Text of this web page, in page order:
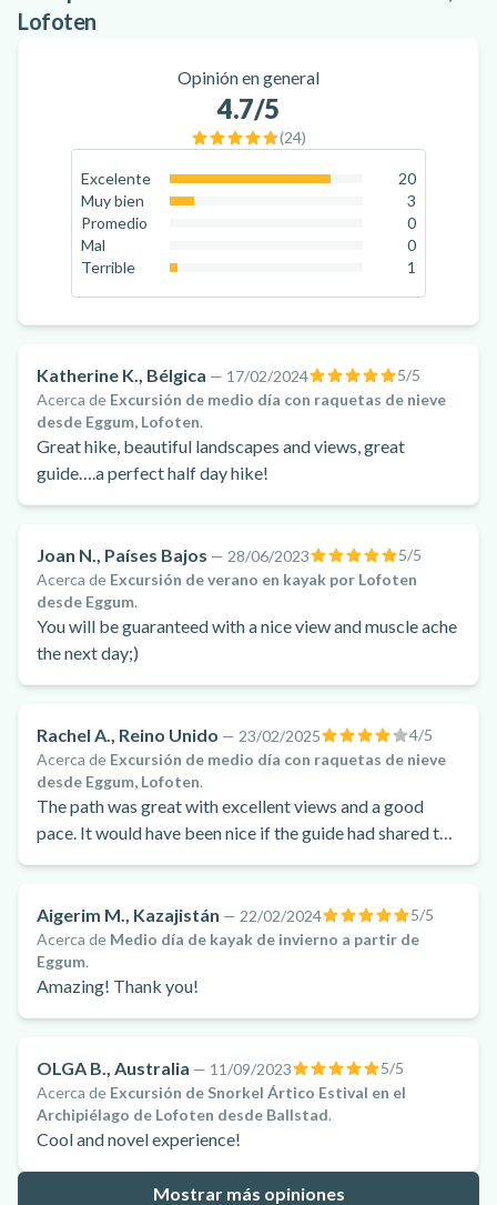
Lofoten
Opinión en general
4.7/5
(24)
Excelente
83.3
20
Muy bien
3
Promedio
0
Mal
0
0
Terrible
1
Katherine K., Bélgica — 17/02/2024 5/5
Acerca de Excursión de medio día con raquetas de nieve
desde Eggum, Lofoten.
Great hike, beautiful landscapes and views, great
guide….a perfect half day hike!
Joan N., Países Bajos — 28/06/2023 5/5
Acerca de Excursión de verano en kayak por Lofoten
desde Eggum.
You will be guaranteed with a nice view and muscle ache
the next day;)
Rachel A., Reino Unido — 23/02/2025 4/5
Acerca de Excursión de medio día con raquetas de nieve
desde Eggum, Lofoten.
The path was great with excellent views and a good
pace. It would have been nice if the guide had shared the
Aigerim M., Kazajistán — 22/02/2024 5/5
Acerca de Medio día de kayak de invierno a partir de
Eggum.
Amazing! Thank you!
OLGA B., Australia — 11/09/2023 5/5
Acerca de Excursión de Snorkel Ártico Estival en el
Archipiélago de Lofoten desde Ballstad.
Cool and novel experience!
Mostrar más opiniones